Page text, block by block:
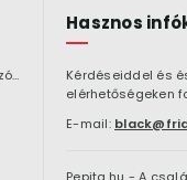
Bluetooth hangszóró
Hasznos
Kérdéseiddel és
elérhetőségeken
E-mail: